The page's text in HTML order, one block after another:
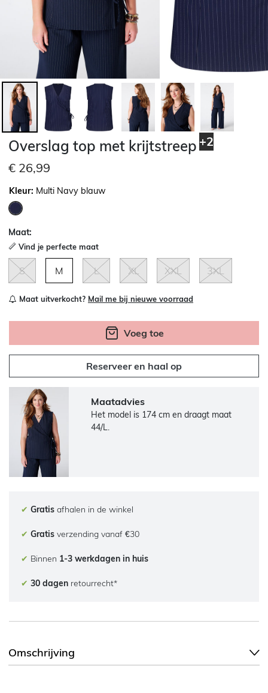
+2
Overslag top met krijtstreep
€ 26,99
Kleur: Multi Navy blauw
Maat:
Vind je perfecte maat
S M L XL XXL 3XL
Maat uitverkocht? Mail me bij nieuwe voorraad
Voeg toe
Reserveer en haal op
Maatadvies
Het model is 174 cm en draagt maat
44/L.
✔ Gratis afhalen in de winkel
✔ Gratis verzending vanaf €30
✔ Binnen 1-3 werkdagen in huis
✔ 30 dagen retourrecht*
Omschrijving